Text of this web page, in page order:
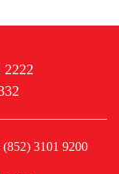
3101 9200